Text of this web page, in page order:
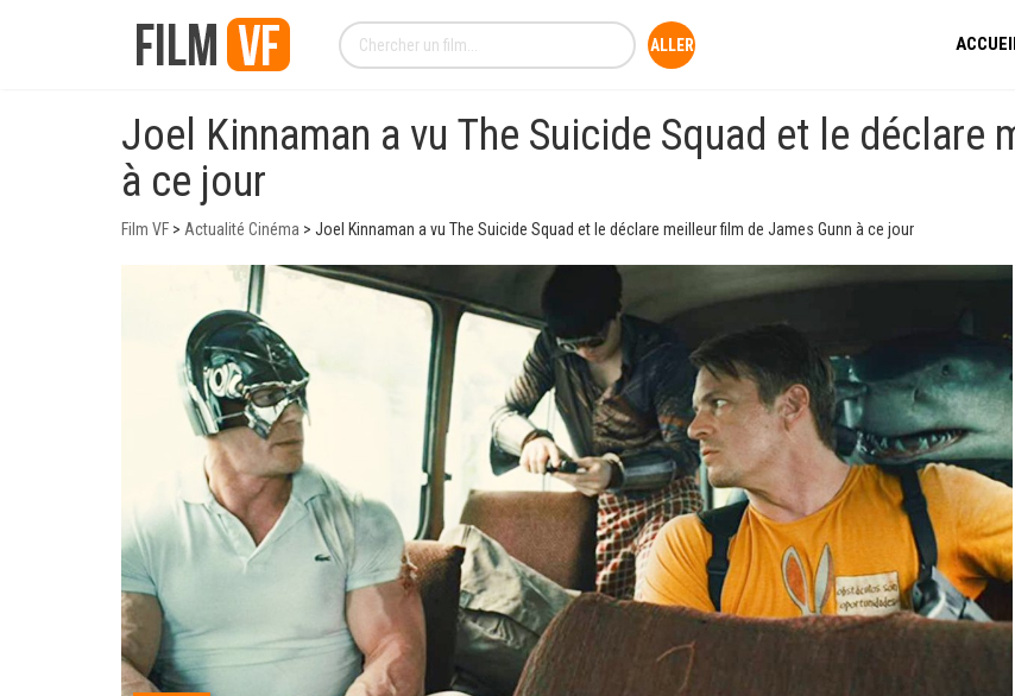
Joel Kinnaman a vu The Suicide Squad et le déclare
à ce jour
Film VF > Actualité Cinéma > Joel Kinnaman a vu The Suicide Squad et le déclare meilleur film de James Gunn à ce jour